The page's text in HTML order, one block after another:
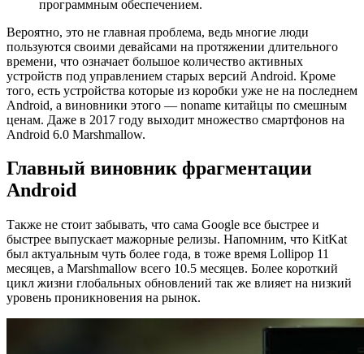
программным обеспечением.
Вероятно, это не главная проблема, ведь многие люди
пользуются своими девайсами на протяжении длительного
времени, что означает большое количество активных
устройств под управлением старых версий Android. Кроме
того, есть устройства которые из коробки уже не на последнем
Android, а виновники этого — noname китайцы по смешным
ценам. Даже в 2017 году выходит множество смартфонов на
Android 6.0 Marshmallow.
Главный виновник фрагментации
Android
Также не стоит забывать, что сама Google все быстрее и
быстрее выпускает мажорные релизы. Напомним, что KitKat
был актуальным чуть более года, в тоже время Lollipop 11
месяцев, а Marshmallow всего 10.5 месяцев. Более короткий
цикл жизни глобальных обновлений так же влияет на низкий
уровень проникновения на рынок.